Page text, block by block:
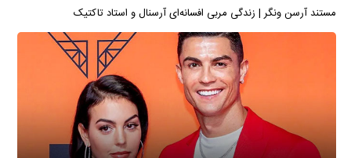
مستند آرسن ونگر | زندگی مربی افسانه‌ای آرسنال و استاد تاکتیک